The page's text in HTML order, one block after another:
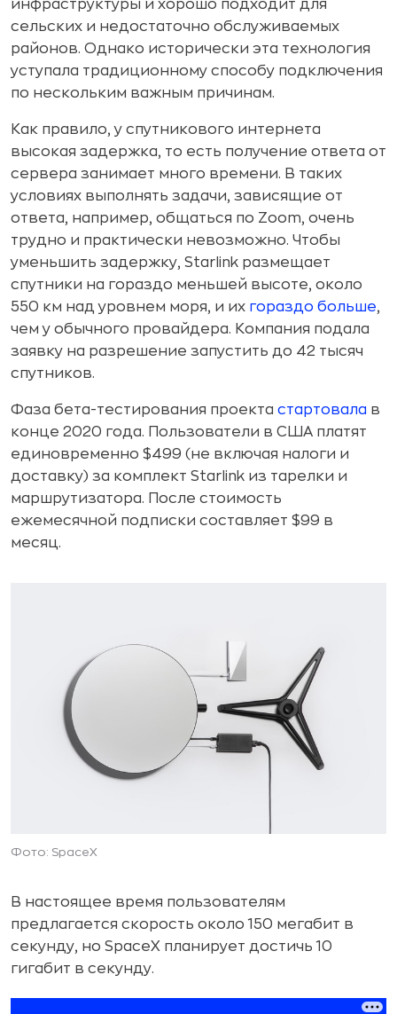
инфраструктуры и хорошо подходит для
сельских и недостаточно обслуживаемых
районов. Однако исторически эта технология
уступала традиционному способу подключения
по нескольким важным причинам.
Как правило, у спутникового интернета
высокая задержка, то есть получение ответа от
сервера занимает много времени. В таких
условиях выполнять задачи, зависящие от
ответа, например, общаться по Zoom, очень
трудно и практически невозможно. Чтобы
уменьшить задержку, Starlink размещает
спутники на гораздо меньшей высоте, около
550 км над уровнем моря, и их гораздо больше,
чем у обычного провайдера. Компания подала
заявку на разрешение запустить до 42 тысяч
спутников.
Фаза бета-тестирования проекта стартовала в
конце 2020 года. Пользователи в США платят
единовременно $499 (не включая налоги и
доставку) за комплект Starlink из тарелки и
маршрутизатора. После стоимость
ежемесячной подписки составляет $99 в
месяц.
Фото: SpaceX
В настоящее время пользователям
предлагается скорость около 150 мегабит в
секунду, но SpaceX планирует достичь 10
гигабит в секунду.